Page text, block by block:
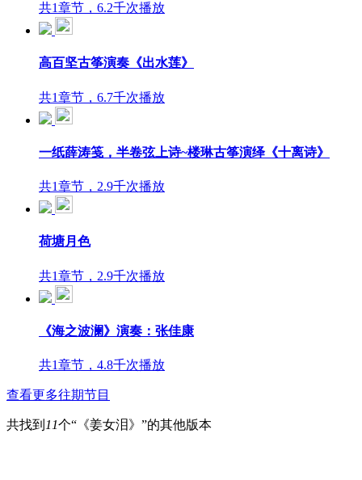
共1章节，6.2千次播放
高百坚古筝演奏《出水莲》
共1章节，6.7千次播放
一纸薛涛笺，半卷弦上诗~楼琳古筝演绎《十离诗》
共1章节，2.9千次播放
荷塘月色
共1章节，2.9千次播放
《海之波澜》演奏：张佳康
共1章节，4.8千次播放
查看更多往期节目
共找到 11个“《姜女泪》”的其他版本